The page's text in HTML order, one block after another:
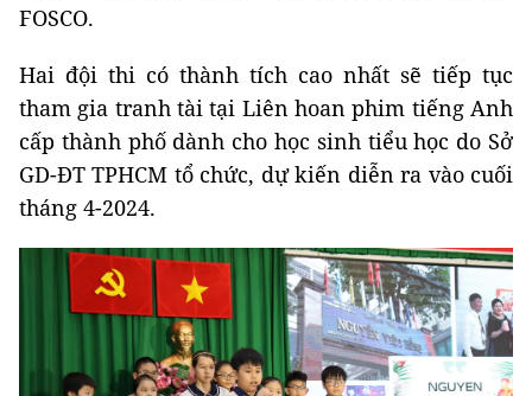
FOSCO.
Hai đội thi có thành tích cao nhất sẽ tiếp tục
tham gia tranh tài tại Liên hoan phim tiếng Anh
cấp thành phố dành cho học sinh tiểu học do Sở
GD-ĐT TPHCM tổ chức, dự kiến diễn ra vào cuối
tháng 4-2024.